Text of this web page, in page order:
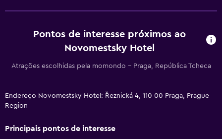
Pontos de interesse próximos ao
Novomestsky Hotel
Atrações escolhidas pela momondo - Praga, República Tcheca
Endereço Novomestsky Hotel: Řeznická 4, 110 00 Praga, Prague
Region
Principais pontos de interesse